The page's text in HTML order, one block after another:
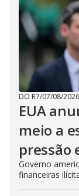
DO R7/07/08/2026
EUA
meio a
pressão
Governo
financeiras